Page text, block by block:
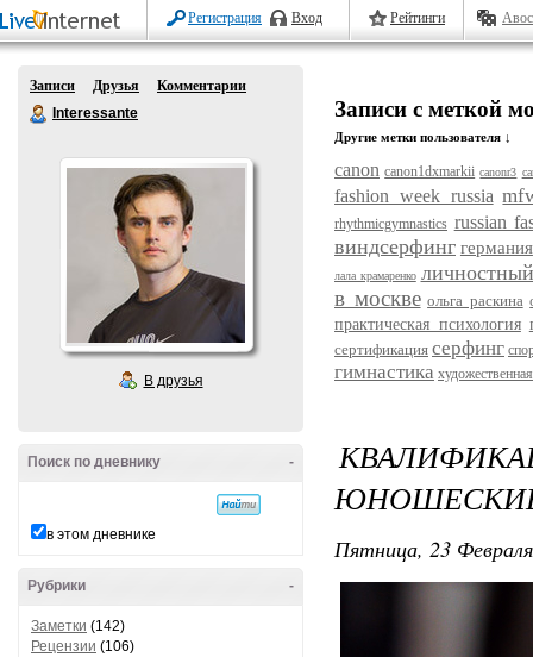
Регистрация Вход Рейтинги
Записи Друзья
Комментарии
Interessante
В друзья
-
Поиск по дневнику
в этом дневнике
-
Рубрики
Заметки (142)
Рецензии (106)
Записи с меткой
Другие метки пользователя ↓
canon canon1dxmarkii canonr3
fashion week russia
rhythmicgymnastics russian
виндсерфинг германия
лала крамаренко
в москве ольга раскина
практическая психология
сертификация серфинг
гимнастика
Пятница, 23